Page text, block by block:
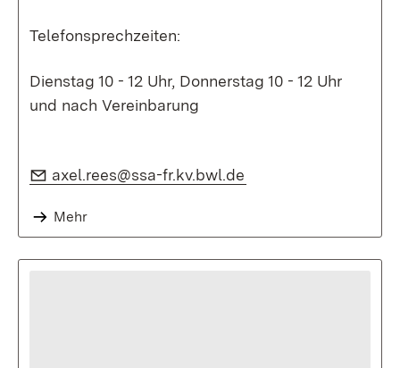
Telefonsprechzeiten:
Dienstag 10 - 12 Uhr, Donnerstag 10 - 12 Uhr
und nach Vereinbarung
E-Mail:
axel.rees@ssa-fr.kv.bwl.de
Mehr